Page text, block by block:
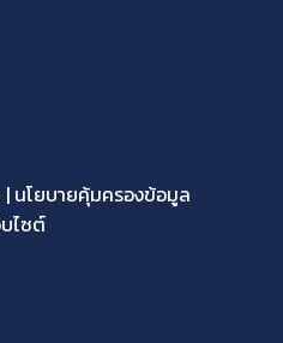
| นโยบายคุ้มครองข้อมูล
ไซต์